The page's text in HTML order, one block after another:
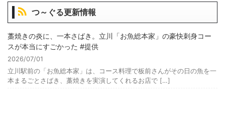
つ～ぐる更新情報
藁焼きの炎に、一本さばき。立川「お魚総本家」の豪快刺身コー
スが本当にすごかった #提供
2026/07/01
立川駅前の「お魚総本家」は、コース料理で板前さんがその日の魚を一
本まるごとさばき、藁焼きを実演してくれるお店で […]